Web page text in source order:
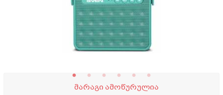
მარაგი ამოწურულია